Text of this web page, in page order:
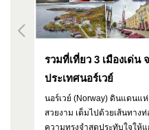
รวมที่เที่ยว 3 เมืองเด่น
ประเทศนอร์เวย์
นอร์เวย์ (Norway) ดินแดนแ
สวยงาม เต็มไปด้วยเส้นทาง
ความทรงจำสุดประทับใจให้